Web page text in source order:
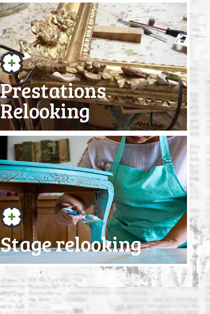
Prestations
Relooking
Stage relooking